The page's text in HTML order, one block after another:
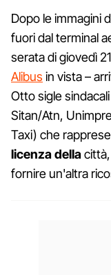
Dopo le immagini
fuori dal terminal
serata di giovedì
Alibus in vista –
Otto sigle
Sitan/Atn,
Taxi) che
licenza della
fornire un'altra